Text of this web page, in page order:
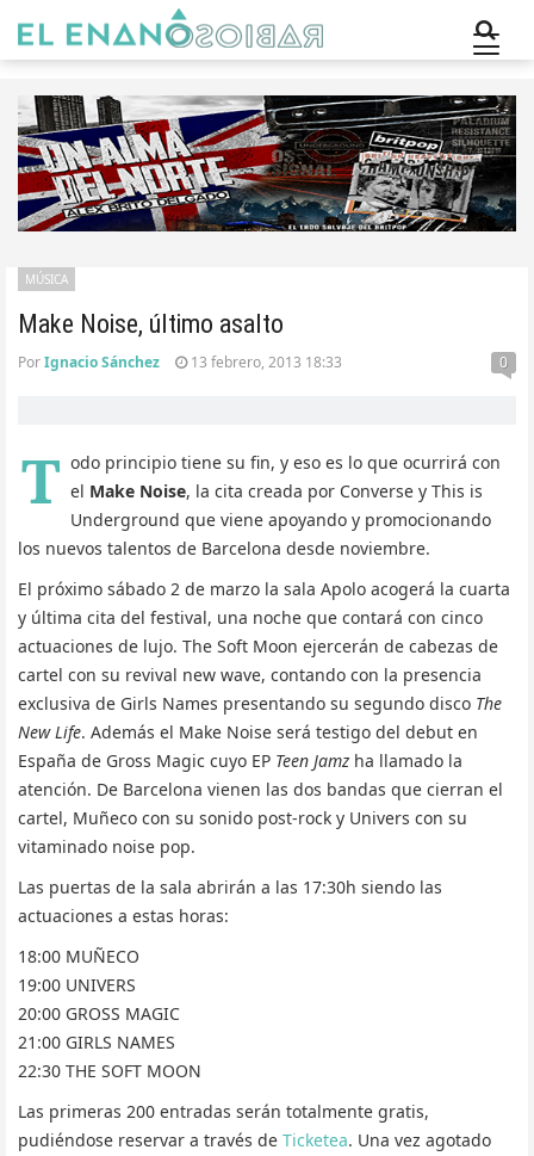
Make Noise, último asalto
MÚSICA
PorIgnacio Sánchez 13 febrero, 2013 18:33 0
T odo principio tiene su fin, y eso es lo que ocurrirá con
el Make Noise, la cita creada por Converse y This is
Underground que viene apoyando y promocionando
los nuevos talentos de Barcelona desde noviembre.
El próximo sábado 2 de marzo la sala Apolo acogerá la cuarta
y última cita del festival, una noche que contará con cinco
actuaciones de lujo. The Soft Moon ejercerán de cabezas de
cartel con su revival new wave, contando con la presencia
exclusiva de Girls Names presentando su segundo disco The
New Life. Además el Make Noise será testigo del debut en
España de Gross Magic cuyo EP Teen Jamz ha llamado la
atención. De Barcelona vienen las dos bandas que cierran el
cartel, Muñeco con su sonido post-rock y Univers con su
vitaminado noise pop.
Las puertas de la sala abrirán a las 17:30h siendo las
actuaciones a estas horas:
18:00 MUÑECO
19:00 UNIVERS
20:00 GROSS MAGIC
21:00 GIRLS NAMES
22:30 THE SOFT MOON
Las primeras 200 entradas serán totalmente gratis,
pudiéndose reservar a través de Ticketea. Una vez agotado